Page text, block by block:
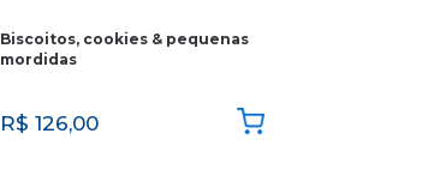
Biscoitos, cookies & pequenas
mordidas
R$ 126,00